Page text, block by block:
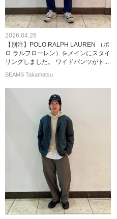
2026.04.26
【別注】POLO RALPH LAUREN （ポ
ロ ラルフローレン）をメインにスタイ
リングしました。 ワイドパンツがト...
BEAMS Takamatsu